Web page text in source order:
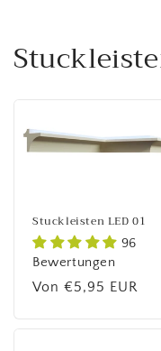
Stuckleisten LED 01
96
Bewertungen
Normaler
Von €5,95 EUR